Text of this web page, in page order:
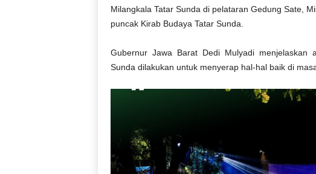
Milangkala Tatar Sunda di pelataran Gedung Sate,
puncak Kirab Budaya Tatar Sunda.
Gubernur Jawa Barat Dedi Mulyadi menjelaskan
Sunda dilakukan untuk menyerap hal-hal baik di